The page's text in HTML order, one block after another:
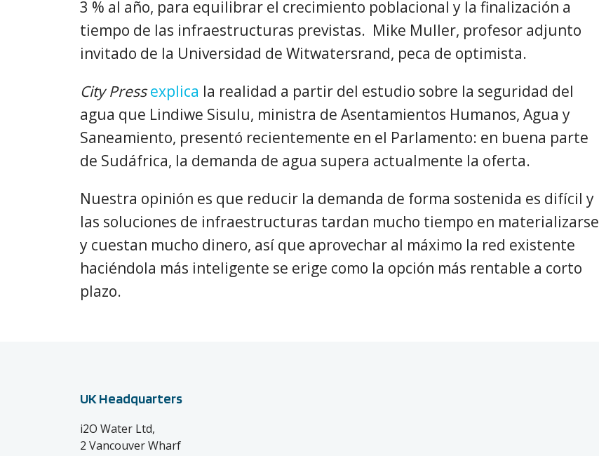
3 % al año, para equilibrar el crecimiento poblacional y la finalización a
tiempo de las infraestructuras previstas. Mike Muller, profesor adjunto
invitado de la Universidad de Witwatersrand, peca de optimista.
City Press explica la realidad a partir del estudio sobre la seguridad del
agua que Lindiwe Sisulu, ministra de Asentamientos Humanos, Agua y
Saneamiento, presentó recientemente en el Parlamento: en buena parte
de Sudáfrica, la demanda de agua supera actualmente la oferta.
Nuestra opinión es que reducir la demanda de forma sostenida es difícil y
las soluciones de infraestructuras tardan mucho tiempo en materializarse
y cuestan mucho dinero, así que aprovechar al máximo la red existente
haciéndola más inteligente se erige como la opción más rentable a corto
plazo.
UK Headquarters
i2O Water Ltd,
2 Vancouver Wharf